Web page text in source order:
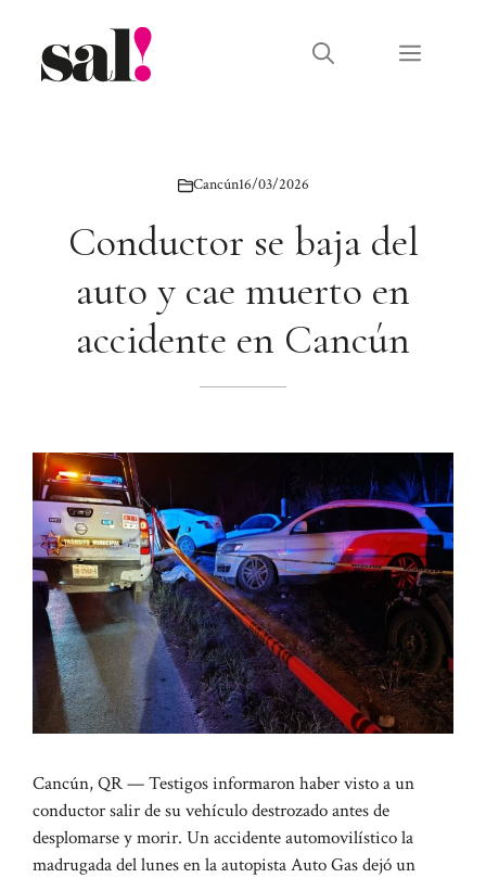
contenido
Menú
Cancún16/03/2026
Conductor se baja del
auto y cae muerto en
accidente en Cancún
Cancún, QR — Testigos informaron haber visto a un
conductor salir de su vehículo destrozado antes de
desplomarse y morir. Un accidente automovilístico la
madrugada del lunes en la autopista Auto Gas dejó un